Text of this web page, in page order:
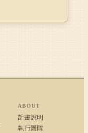
ABOUT
計畫說明
執行團隊